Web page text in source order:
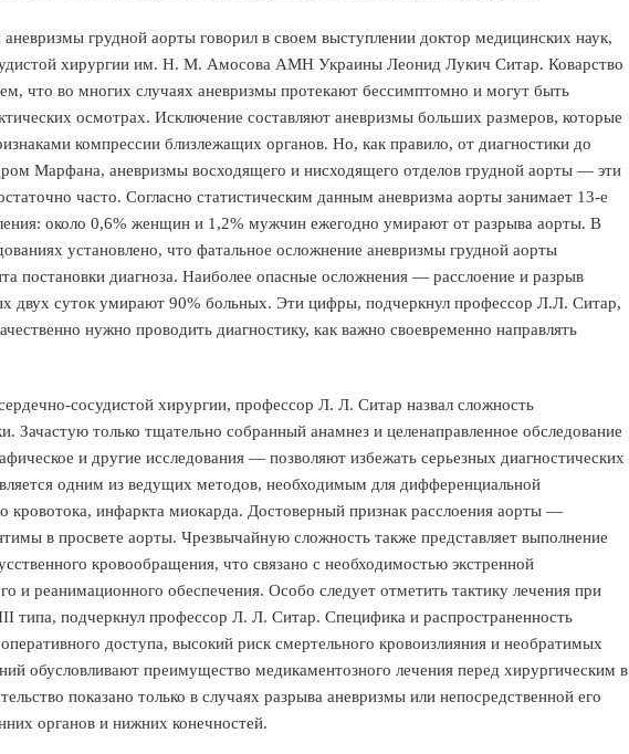
грудной аорты говорил в своем выступлении доктор медицинских наук,
хирургии им. Н. М. Амосова АМН Украины Леонид Лукич Ситар. Коварство
что во многих случаях аневризмы протекают бессимптомно и могут быть
осмотрах. Исключение составляют аневризмы больших размеров, которые
компрессии близлежащих органов. Но, как правило, от диагностики до
Марфана, аневризмы восходящего и нисходящего отделов грудной аорты — эти
часто. Согласно статистическим данным аневризма аорты занимает 13-е
около 0,6% женщин и 1,2% мужчин ежегодно умирают от разрыва аорты. В
установлено, что фатальное осложнение аневризмы грудной аорты
постановки диагноза. Наиболее опасные осложнения — расслоение и разрыв
двух суток умирают 90% больных. Эти цифры, подчеркнул профессор Л.Л. Ситар,
нужно проводить диагностику, как важно своевременно направлять
сосудистой хирургии, профессор Л. Л. Ситар назвал сложность
Зачастую только тщательно собранный анамнез и целенаправленное обследование
и другие исследования — позволяют избежать серьезных диагностических
одним из ведущих методов, необходимым для дифференциальной
кровотока, инфаркта миокарда. Достоверный признак расслоения аорты —
в просвете аорты. Чрезвычайную сложность также представляет выполнение
кровообращения, что связано с необходимостью экстренной
и реанимационного обеспечения. Особо следует отметить тактику лечения при
типа, подчеркнул профессор Л. Л. Ситар. Специфика и распространенность
доступа, высокий риск смертельного кровоизлияния и необратимых
обусловливают преимущество медикаментозного лечения перед хирургическим в
показано только в случаях разрыва аневризмы или непосредственной его
органов и нижних конечностей.